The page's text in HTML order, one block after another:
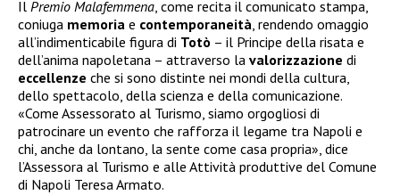
Il Premio Malafemmena, come recita il comunicato stampa,
coniuga memoria e contemporaneità, rendendo omaggio
all’indimenticabile figura di Totò – il Principe della risata e
dell’anima napoletana – attraverso la valorizzazione di
eccellenze che si sono distinte nei mondi della cultura,
dello spettacolo, della scienza e della comunicazione.
«Come Assessorato al Turismo, siamo orgogliosi di
patrocinare un evento che rafforza il legame tra Napoli e
chi, anche da lontano, la sente come casa propria», dice
l’Assessora al Turismo e alle Attività produttive del Comune
di Napoli Teresa Armato.